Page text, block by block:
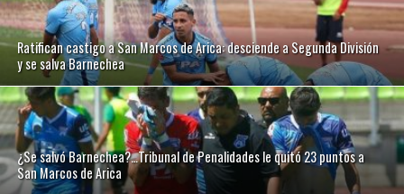
Ratifican castigo a San Marcos de Arica: desciende a Segunda División
y se salva Barnechea
¿Se salvó Barnechea?…Tribunal de Penalidades le quitó 23 puntos a
San Marcos de Arica